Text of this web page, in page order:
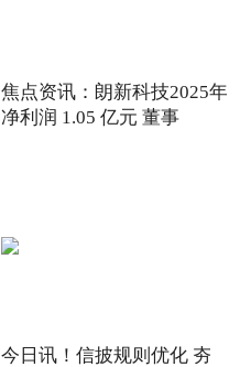
焦点资讯：朗新科技2025年
净利润 1.05 亿元 董事
今日讯！信披规则优化 夯